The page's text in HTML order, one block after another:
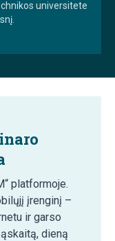
universitete
platformoje.
įrenginį –
ir garso
dieną